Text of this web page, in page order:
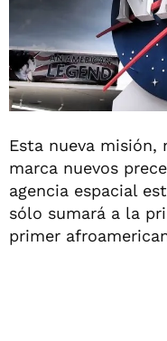
Esta nueva
marca nuevos
agencia espacial
sólo sumará a la
primer